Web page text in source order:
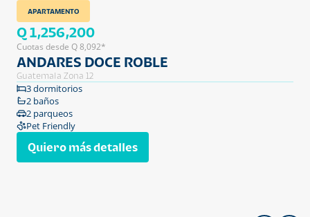
APARTAMENTO
Q 1,256,200
Cuotas desde Q 8,092*
ANDARES DOCE ROBLE
Guatemala Zona 12
3 dormitorios
2 baños
2 parqueos
Pet Friendly
Quiero más detalles